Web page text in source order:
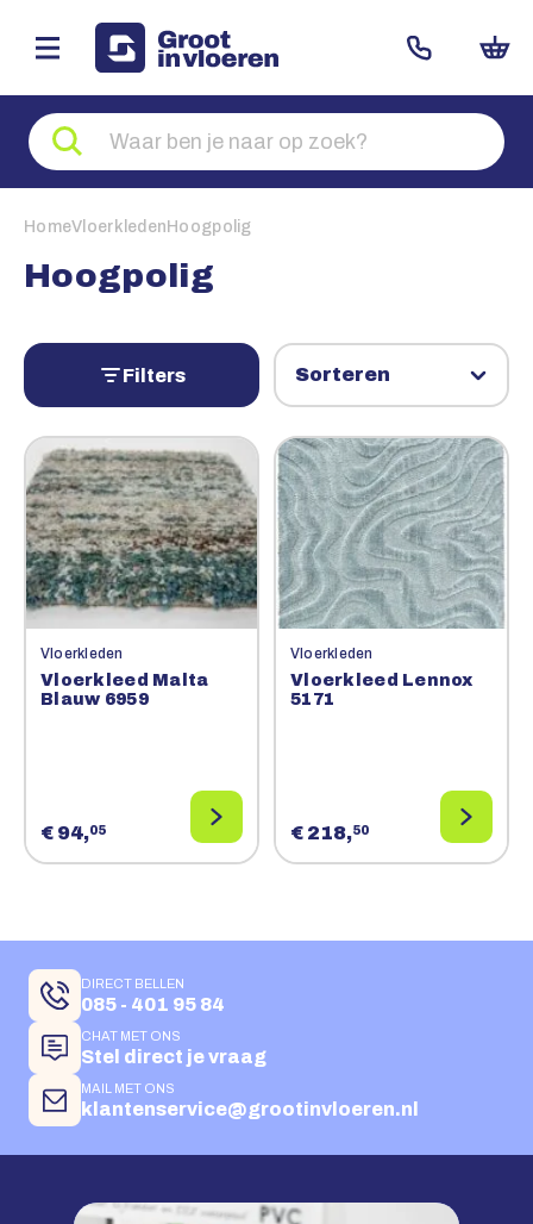
Zoeken
naar
producten
HomeVloerkleden Hoogpolig
Hoogpolig
Filters
Vloerkleden
Vloerkleed Malta
Blauw 6959
€ 94,05
Vloerkleden
Vloerkleed Lennox
5171
€ 218,50
DIRECT BELLEN
085 - 401 95 84
CHAT MET ONS
Stel direct je vraag
MAIL MET ONS
klantenservice@grootinvloeren.nl